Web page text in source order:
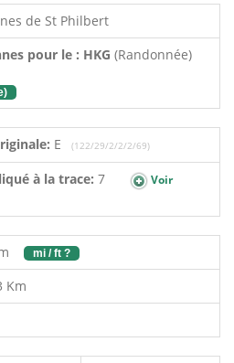
de St Philbert
pour le : HKG (Randonnée)
E (122/29/2/2/2/69)
à la trace: 7
Voir
mi / ft ?
Km